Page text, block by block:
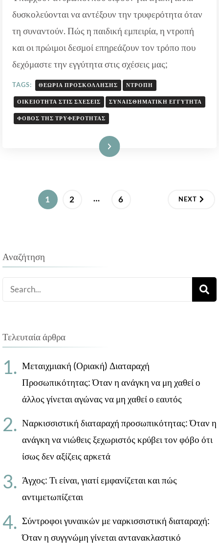
ΦΟΒΌΜΑΣΤΕ
δυσκολεύονται να αντέξουν την τρυφερότητα όταν
τη συναντούν. Πώς η παιδική εμπειρία, η ντροπή
και οι πρώιμοι δεσμοί επηρεάζουν τον τρόπο που
δεχόμαστε την εγγύτητα στις σχέσεις μας;
TAGS: ΘΕΩΡΊΑ ΠΡΟΣΚΌΛΛΗΣΗΣ ΝΤΡΟΠΉ
ΟΙΚΕΙΌΤΗΤΑ ΣΤΙΣ ΣΧΈΣΕΙΣ ΣΥΝΑΙΣΘΗΜΑΤΙΚΉ ΕΓΓΎΤΗΤΑ
ΦΌΒΟΣ ΤΗΣ ΤΡΥΦΕΡΌΤΗΤΑΣ
Διαβάστε Περισσότερα
Σελιδοποίηση
PAGE
1 PAGE
2 … PAGE
6 NEXT
Αναζήτηση
Search
for:
Τελευταία άρθρα
Μεταιχμιακή (Οριακή) Διαταραχή
Προσωπικότητας: Όταν η ανάγκη να μη χαθεί ο
άλλος γίνεται αγώνας να μη χαθεί ο εαυτός
Ναρκισσιστική διαταραχή προσωπικότητας: Όταν η
ανάγκη να νιώθεις ξεχωριστός κρύβει τον φόβο ότι
ίσως δεν αξίζεις αρκετά
Άγχος: Τι είναι, γιατί εμφανίζεται και πώς
αντιμετωπίζεται
Σύντροφοι γυναικών με ναρκισσιστική διαταραχή:
Όταν η συγγνώμη γίνεται αντανακλαστικό